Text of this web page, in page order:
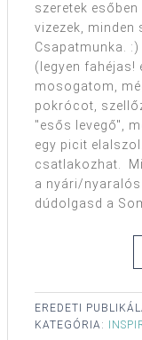
szeretek
vizezek, minden
Csapatmunka.
(legyen fahéjas!
mosogatom,
pokrócot,
"esős levegő",
egy picit
csatlakozhat.
a nyári/
dúdolgasd a
EREDETI
KATEGÓRIA: